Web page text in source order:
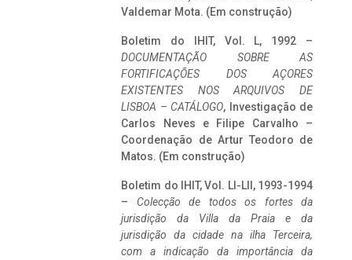
Valdemar Mota. (Em construção)
Boletim do IHIT, Vol. L, 1992 –
DOCUMENTAÇÃO SOBRE AS
FORTIFICAÇÕES DOS AÇORES
EXISTENTES NOS ARQUIVOS DE
LISBOA – CATÁLOGO, Investigação de
Carlos Neves e Filipe Carvalho –
Coordenação de Artur Teodoro de
Matos. (Em construção)
Boletim do IHIT, Vol. LI-LII, 1993-1994
– Colecção de todos os fortes da
jurisdição da Villa da Praia e da
jurisdição da cidade na ilha Terceira,
com a indicação da importância da